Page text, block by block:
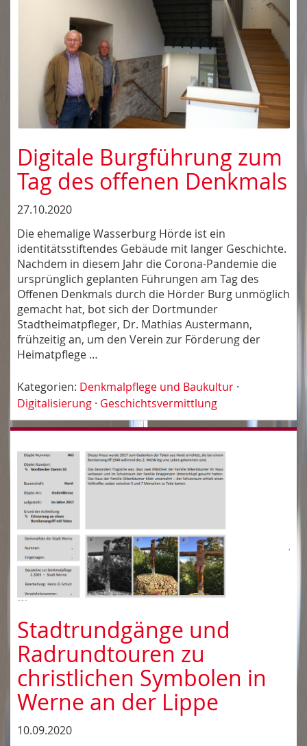
Digitale Burgführung zum
Tag des offenen Denkmals
27.10.2020
Die ehemalige Wasserburg Hörde ist ein
identitätsstiftendes Gebäude mit langer Geschichte.
Nachdem in diesem Jahr die Corona-Pandemie die
ursprünglich geplanten Führungen am Tag des
Offenen Denkmals durch die Hörder Burg unmöglich
gemacht hat, bot sich der Dortmunder
Stadtheimatpfleger, Dr. Mathias Austermann,
frühzeitig an, um den Verein zur Förderung der
Heimatpflege …
Kategorien: Denkmalpflege und Baukultur ·
Digitalisierung · Geschichtsvermittlung
Stadtrundgänge und
Radrundtouren zu
christlichen Symbolen in
Werne an der Lippe
10.09.2020